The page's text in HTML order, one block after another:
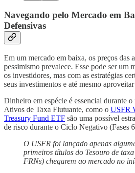
Navegando pelo Mercado em
Defensivas
Em um mercado em baixa, os preços das
pessimismo prevalece. Esse pode ser um
os investidores, mas com as estratégias
seus investimentos e até mesmo
Dinheiro em espécie é essencial durante
Ativos de Taxa Flutuante, como o USFR
Treasury Fund ETF são uma possível
de risco durante o Ciclo Negativo (Fases
O USFR foi lançado apenas
primeiros títulos do Tesouro de
FRNs) chegarem ao mercado no